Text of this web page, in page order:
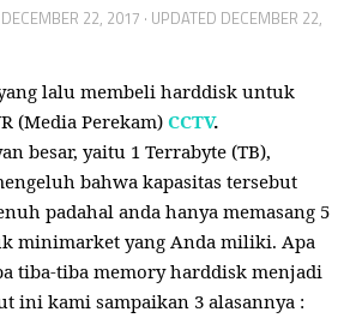
DECEMBER 22, 2017 · UPDATED DECEMBER 22,
lalu membeli harddisk untuk
(Media Perekam) CCTV.
besar, yaitu 1 Terrabyte (TB),
bahwa kapasitas tersebut
padahal anda hanya memasang 5
minimarket yang Anda miliki. Apa
tiba-tiba memory harddisk menjadi
ini kami sampaikan 3 alasannya :